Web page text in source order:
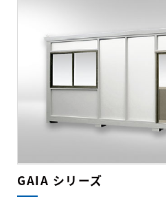
GAIA シリーズ